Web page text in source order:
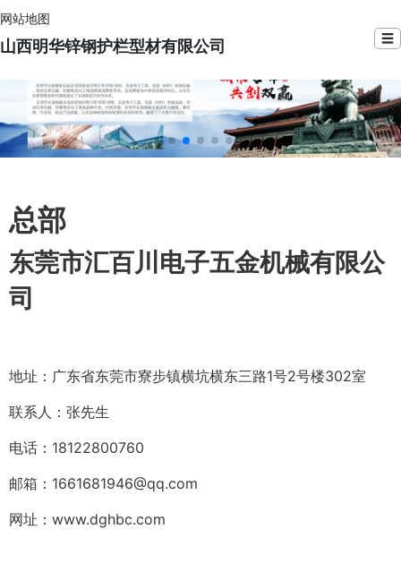
网站地图
山西明华锌钢护栏型材有限公司 ☰
总部
东莞市汇百川电子五金机械有限公
司
地址：广东省东莞市寮步镇横坑横东三路1号2号楼302室
联系人：张先生
电话：18122800760
邮箱：1661681946@qq.com
网址：www.dghbc.com